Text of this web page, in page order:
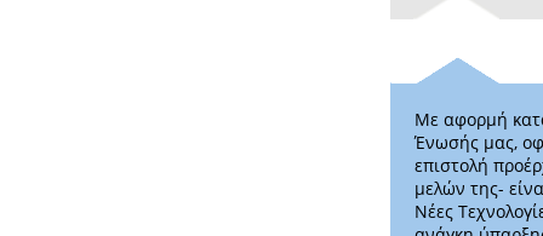
Με αφορμή
Ένωσής μας,
επιστολή
μελών της-
Νέες